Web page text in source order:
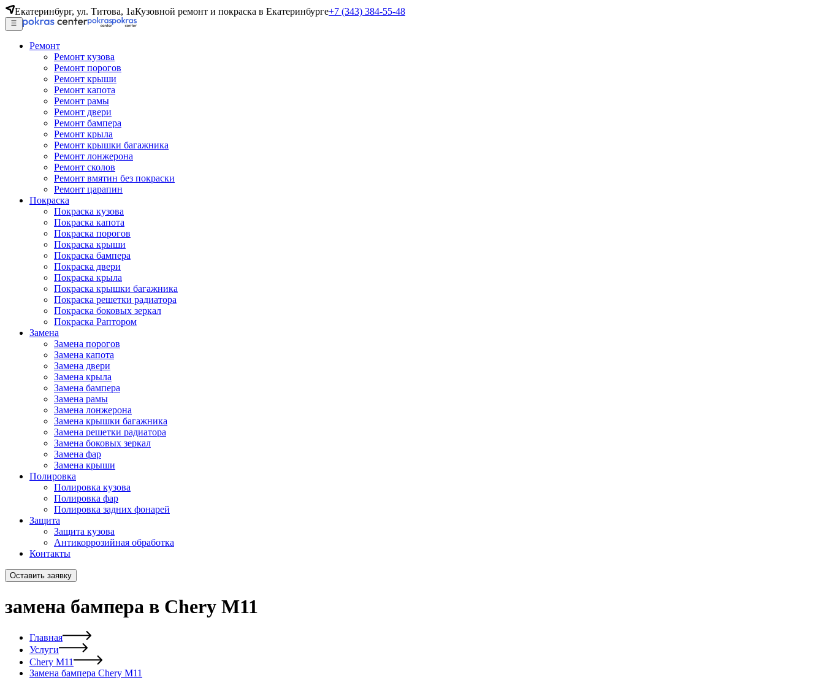
Екатеринбург, ул. Титова, 1аКузовной ремонт и покраска в Екатеринбурге+7 (343) 384-55-48
Ремонт
Ремонт кузова
Ремонт порогов
Ремонт крыши
Ремонт капота
Ремонт рамы
Ремонт двери
Ремонт бампера
Ремонт крыла
Ремонт крышки багажника
Ремонт лонжерона
Ремонт сколов
Ремонт вмятин без покраски
Ремонт царапин
Покраска
Покраска кузова
Покраска капота
Покраска порогов
Покраска крыши
Покраска бампера
Покраска двери
Покраска крыла
Покраска крышки багажника
Покраска решетки радиатора
Покраска боковых зеркал
Покраска Раптором
Замена
Замена порогов
Замена капота
Замена двери
Замена крыла
Замена бампера
Замена рамы
Замена лонжерона
Замена крышки багажника
Замена решетки радиатора
Замена боковых зеркал
Замена фар
Замена крыши
Полировка
Полировка кузова
Полировка фар
Полировка задних фонарей
Защита
Защита кузова
Антикоррозийная обработка
Контакты
Оставить заявку
замена бампера в Chery M11
Главная
Услуги
Chery M11
Замена бампера Chery M11